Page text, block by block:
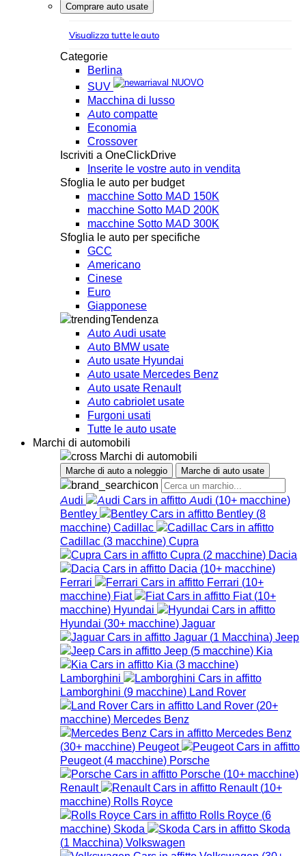
Comprare auto usate
Visualizza tutte le auto
Categorie
Berlina
SUV
NUOVO
Macchina di lusso
Auto compatte
Economia
Crossover
Iscriviti a OneClickDrive
Inserite le vostre auto in vendita
Sfoglia le auto per budget
macchine Sotto MAD 150K
macchine Sotto MAD 200K
macchine Sotto MAD 300K
Sfoglia le auto per specifiche
GCC
Americano
Cinese
Euro
Giapponese
Tendenza
Auto Audi usate
Auto BMW usate
Auto usate Hyundai
Auto usate Mercedes Benz
Auto usate Renault
Auto cabriolet usate
Furgoni usati
Tutte le auto usate
Marchi di automobili
Marchi di automobili
Marche di auto a noleggio Marche di auto usate
Audi Audi (10+ macchine)
Bentley
Bentley (8
macchine) Cadillac
Cadillac (3 macchine) Cupra
Cupra (2 macchine) Dacia
Dacia (10+ macchine)
Ferrari
Ferrari (10+
macchine) Fiat Fiat (10+
macchine) Hyundai
Hyundai (30+ macchine) Jaguar
Jaguar (1 Macchina) Jeep
Jeep (5 macchine) Kia
Kia (3 macchine)
Lamborghini
Lamborghini (9 macchine) Land Rover
Land Rover (20+
macchine) Mercedes Benz
Mercedes Benz
(30+ macchine) Peugeot
Peugeot (4 macchine) Porsche
Porsche (10+ macchine)
Renault
Renault (10+
macchine) Rolls Royce
Rolls Royce (6
macchine) Skoda
Skoda
(1 Macchina) Volkswagen